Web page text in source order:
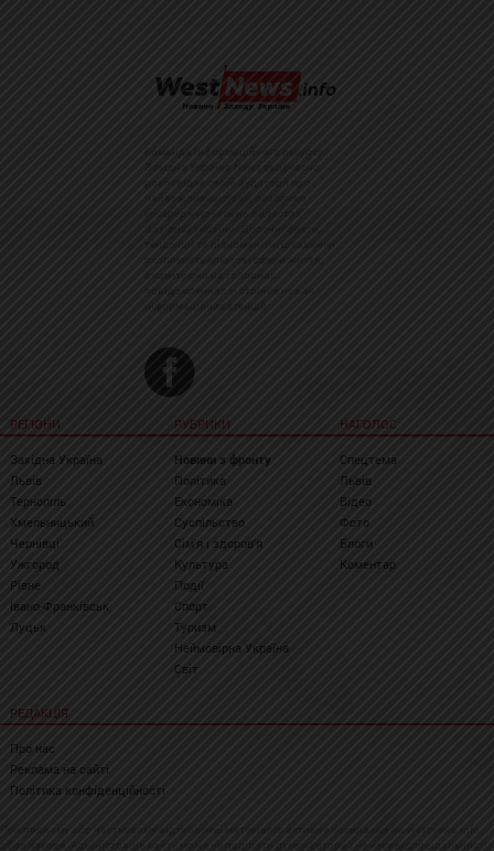
РЕГІОНИ
Західна Україна
Львів
Тернопіль
Хмельницький
Чернівці
Ужгород
Рівне
Івано-Франківськ
Луцьк
РУБРИКИ
Новини з фронту
Політика
Економіка
Суспільство
Сім'я і здоров'я
Культура
Події
Спорт
Туризм
Неймовірна Україна
Світ
НАГОЛОС
Спецтема
Львів
Відео
Фото
Блоги
Коментар
РЕДАКЦІЯ
Про нас
Реклама на сайті
Політика конфіденційності